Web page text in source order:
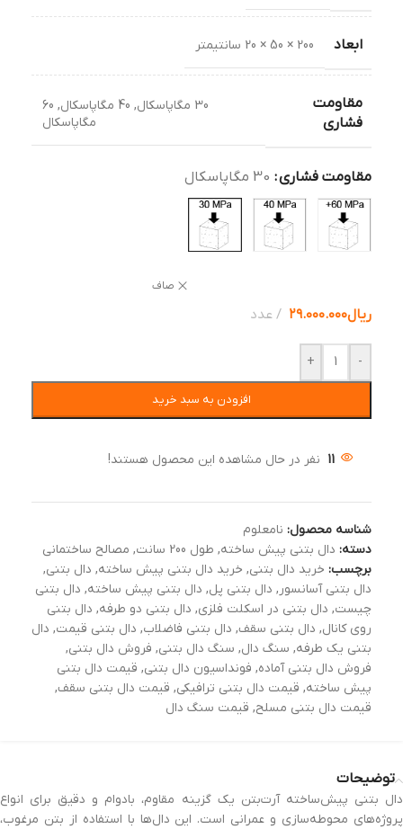
ابعاد 200 × 50 × 20 سانتیمتر
مقاومت
فشاری
30 مگاپاسکال , 40 مگاپاسکال ,
60
مگاپاسکال
مقاومت فشاری 30 مگاپاسکال
صاف
ریال۲۹.۰۰۰.۰۰۰ عدد
-
+
افزودن به سبد خرید
11 نفر در حال مشاهده این محصول هستند!
شناسه محصول: نامعلوم
دسته: دال بتنی پیش ساخته, طول 200 سانت , مصالح ساختمانی
برچسب: خرید دال بتنی, خرید دال بتنی پیش ساخته, دال بتنی,
دال بتنی آسانسور, دال بتنی پل, دال بتنی پیش ساخته, دال بتنی
چیست, دال بتنی در اسکلت فلزی, دال بتنی دو طرفه, دال بتنی
روی کانال, دال بتنی سقف, دال بتنی فاضلاب, دال بتنی قیمت, دال
بتنی یک طرفه, سنگ دال, سنگ دال بتنی, فروش دال بتنی,
فروش دال بتنی آماده, فونداسیون دال بتنی, قیمت دال بتنی
پیش ساخته, قیمت دال بتنی ترافیکی, قیمت دال بتنی سقف,
قیمت دال بتنی مسلح, قیمت سنگ دال
توضیحات
دال بتنی پیش‌ساخته آرت‌بتن یک گزینه مقاوم، بادوام و دقیق برای انواع
پروژه‌های محوطه‌سازی و عمرانی است. این دال‌ها با استفاده از بتن مرغوب،